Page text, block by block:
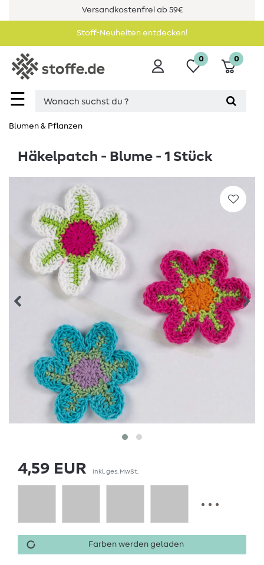
Versandkostenfrei ab 59€
Stoff-Neuheiten entdecken!
☰
0 0
Blumen & Pflanzen
Häkelpatch - Blume - 1 Stück
4,59 EUR inkl. ges. MwSt.
Farben werden geladen